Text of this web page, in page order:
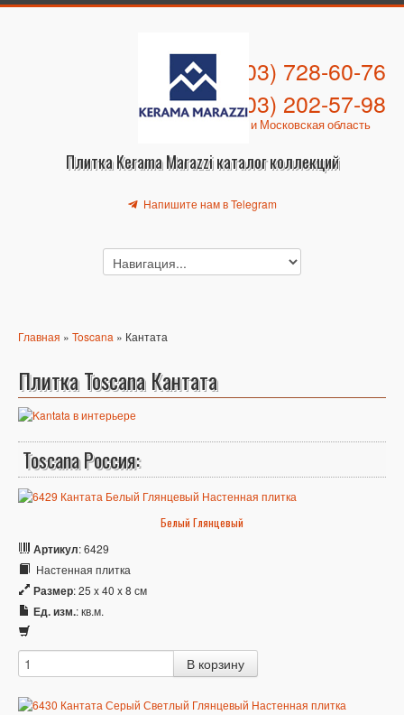
Плитка Kerama Marazzi каталог коллекций
+7 (903) 728-60-76
+7 (903) 202-57-98
Москва и Московская область
Напишите нам в Telegram
Главная » Toscana » Кантата
Плитка Toscana Кантата
Toscana Россия:
Белый Глянцевый
Артикул: 6429
Настенная плитка
Размер: 25 x 40 x 8 см
Ед. изм.: кв.м.